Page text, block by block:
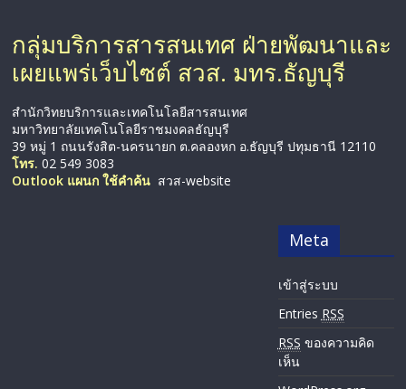
กลุ่มบริการสารสนเทศ ฝ่ายพัฒนาและ
เผยแพร่เว็บไซต์ สวส. มทร.ธัญบุรี
สำนักวิทยบริการและเทคโนโลยีสารสนเทศ
มหาวิทยาลัยเทคโนโลยีราชมงคลธัญบุรี
39 หมู่ 1 ถนนรังสิต-นครนายก ต.คลองหก อ.ธัญบุรี ปทุมธานี 12110
โทร. 02 549 3083
Outlook แผนก ใช้คำค้น สวส-website
Meta
เข้าสู่ระบบ
Entries RSS
RSS ของความคิด
เห็น